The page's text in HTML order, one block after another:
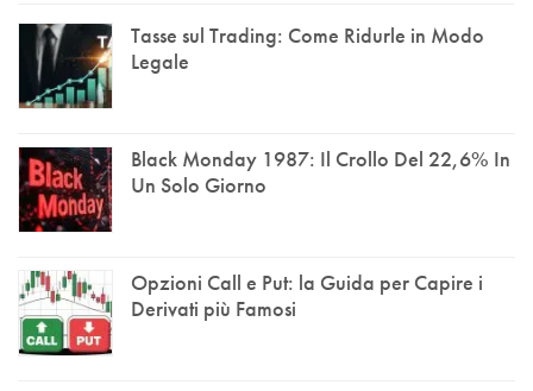
Tasse sul Trading: Come Ridurle in Modo
Legale
Black Monday 1987: Il Crollo Del 22,6% In
Un Solo Giorno
Opzioni Call e Put: la Guida per Capire i
Derivati più Famosi